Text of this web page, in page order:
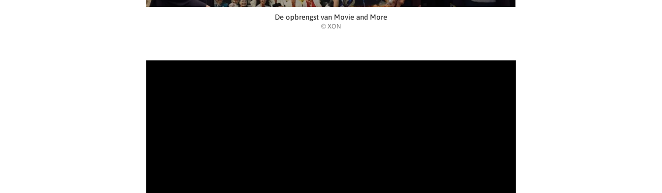
De opbrengst van Movie and More
© XON